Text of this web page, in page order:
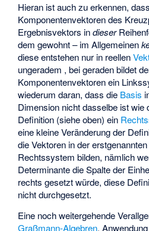
Hieran ist auch zu erkennen,
Komponentenvektoren des
Ergebnisvektors indieser
demgewohnt – im Allgemeinen
diese entstehen nur in reellen
ungeradem , bei geradenbildet
Komponentenvektoren ein
wiederum daran, dass die Basis
Dimension nicht dasselbe ist wie
Definition (siehe oben) ein
eine kleine Veränderung der
die Vektoren in der
Rechtssystem bilden, nämlich
Determinante die Spalte der
rechts gesetzt würde, diese
nicht durchgesetzt.
Eine noch weitergehende
Graßmann-Algebren.